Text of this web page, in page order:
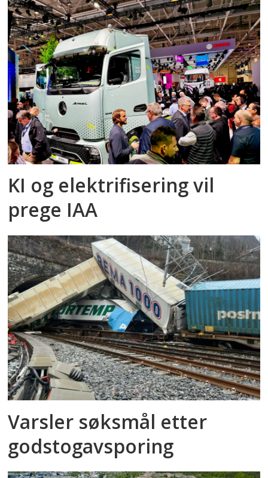
KI og elektrifisering vil
prege IAA
Varsler søksmål etter
godstog­avsporing